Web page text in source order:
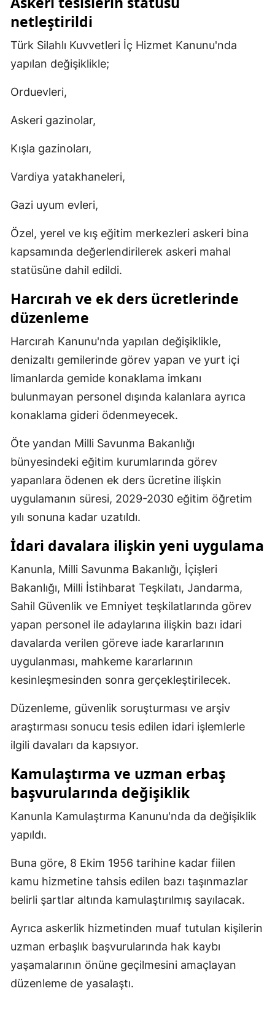
Zonguldak
Ardahan
Yalova
Kilis
Osmaniye
Düzce
netleştirildi
Türk Silahlı Kuvvetleri İç Hizmet Kanunu'nda
yapılan değişiklikle;
Orduevleri,
Askeri gazinolar,
Kışla gazinoları,
Vardiya yatakhaneleri,
Gazi uyum evleri,
Özel, yerel ve kış eğitim merkezleri askeri bina
kapsamında değerlendirilerek askeri mahal
statüsüne dahil edildi.
Harcırah ve ek ders ücretlerinde
düzenleme
Harcırah Kanunu'nda yapılan değişiklikle,
denizaltı gemilerinde görev yapan ve yurt içi
limanlarda gemide konaklama imkanı
bulunmayan personel dışında kalanlara ayrıca
konaklama gideri ödenmeyecek.
Öte yandan Milli Savunma Bakanlığı
bünyesindeki eğitim kurumlarında görev
yapanlara ödenen ek ders ücretine ilişkin
uygulamanın süresi, 2029-2030 eğitim öğretim
yılı sonuna kadar uzatıldı.
İdari davalara ilişkin yeni uygulama
Kanunla, Milli Savunma Bakanlığı, İçişleri
Bakanlığı, Milli İstihbarat Teşkilatı, Jandarma,
Sahil Güvenlik ve Emniyet teşkilatlarında görev
yapan personel ile adaylarına ilişkin bazı idari
davalarda verilen göreve iade kararlarının
uygulanması, mahkeme kararlarının
kesinleşmesinden sonra gerçekleştirilecek.
Düzenleme, güvenlik soruşturması ve arşiv
araştırması sonucu tesis edilen idari işlemlerle
ilgili davaları da kapsıyor.
Kamulaştırma ve uzman erbaş
başvurularında değişiklik
Kanunla Kamulaştırma Kanunu'nda da değişiklik
yapıldı.
Buna göre, 8 Ekim 1956 tarihine kadar fiilen
kamu hizmetine tahsis edilen bazı taşınmazlar
belirli şartlar altında kamulaştırılmış sayılacak.
Ayrıca askerlik hizmetinden muaf tutulan kişilerin
uzman erbaşlık başvurularında hak kaybı
yaşamalarının önüne geçilmesini amaçlayan
düzenleme de yasalaştı.